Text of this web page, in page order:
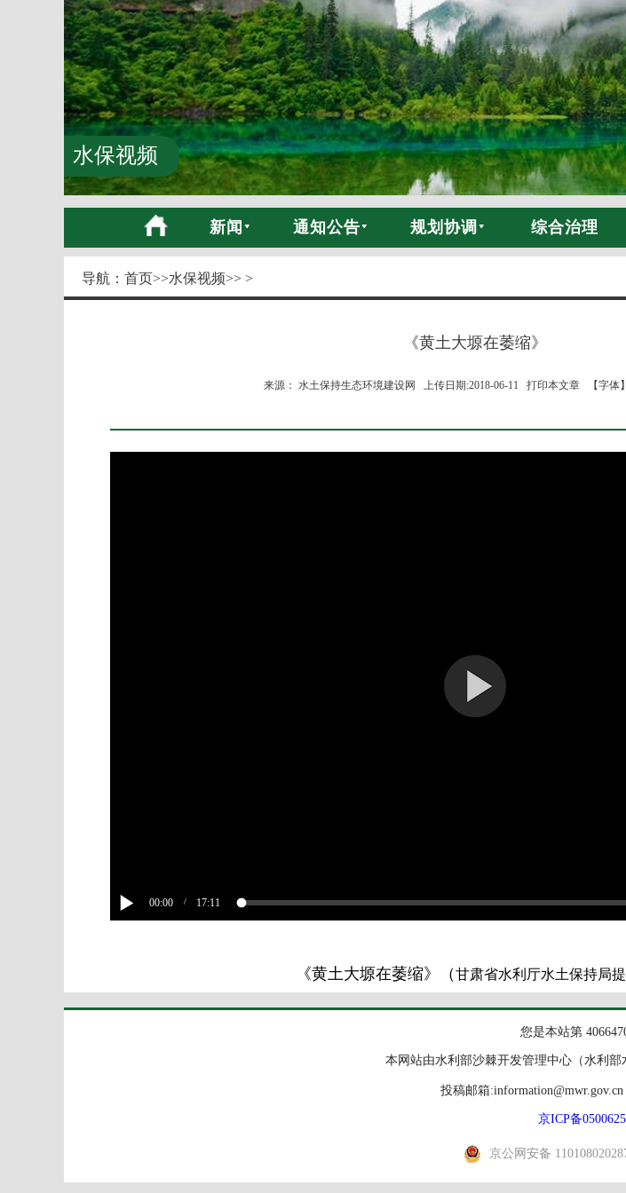
水保视频
新闻 通知公告 规划协调 综合治理
导航： 首页>>水保视频>> >
《黄土大塬在萎缩》
来源： 水土保持生态环境建设网 上传日期:2018-06-11 打印本文章 【字体
00:00 / 17:11
《黄土大塬在萎缩》（甘肃省水利厅水土保持局提
您是本站第
本网站由水利部沙棘开发管理中心（水利
投稿邮箱
京ICP备
京公网安备